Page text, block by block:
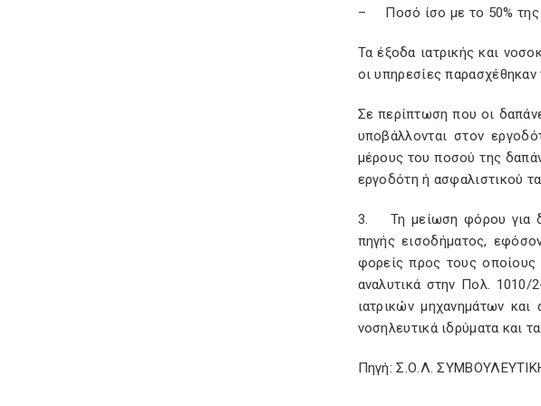
– Ποσό ίσο με το 50% της
Τα έξοδα ιατρικής και
οι υπηρεσίες
Σε περίπτωση που οι
υποβάλλονται στον
μέρους του ποσού της
εργοδότη ή ασφαλιστικού
3. Τη μείωση φόρου για
πηγής εισοδήματος,
φορείς προς τους
αναλυτικά στην Πολ.
ιατρικών μηχανημάτων
νοσηλευτικά ιδρύματα και
Πηγή: Σ.Ο.Λ.